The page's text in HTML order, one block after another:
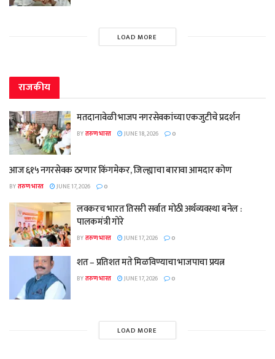
LOAD MORE
राजकीय
मतदानावेळी भाजप नगरसेवकांच्या एकजुटीचे प्रदर्शन
BYतरुण भारत JUNE 18, 2026 0
आज ६१५ नगरसेवक ठरणार किंगमेकर, जिल्ह्याचा बारावा आमदार कोण
BYतरुण भारत JUNE 17, 2026 0
लवकरच भारत तिसरी सर्वात मोठी अर्थव्यवस्था बनेल :
पालकमंत्री गोरे
BYतरुण भारत JUNE 17, 2026 0
शत – प्रतिशत मते मिळविण्याचा भाजपाचा प्रयत्न
BYतरुण भारत JUNE 17, 2026 0
LOAD MORE